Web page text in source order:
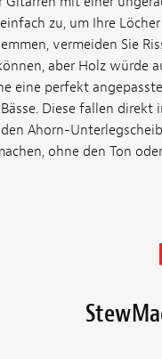
zu, um Ihre
vermeiden Sie
aber Holz würde
eine perfekt
Diese fallen direkt
Ahorn-
ohne den Ton